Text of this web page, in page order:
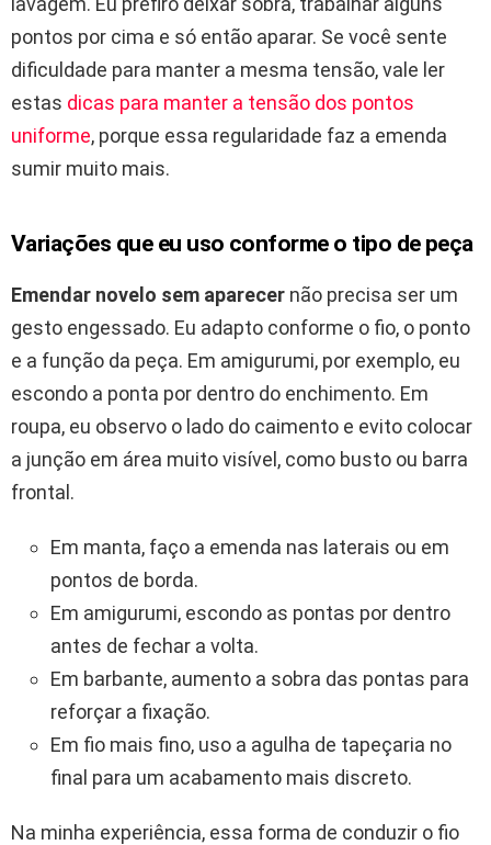
pontos por cima e só então aparar. Se você sente
dificuldade para manter a mesma tensão, vale ler
estas dicas para manter a tensão dos pontos
uniforme, porque essa regularidade faz a emenda
sumir muito mais.
Variações que eu uso conforme o tipo de peça
Emendar novelo sem aparecer não precisa ser um
gesto engessado. Eu adapto conforme o fio, o ponto
e a função da peça. Em amigurumi, por exemplo, eu
escondo a ponta por dentro do enchimento. Em
roupa, eu observo o lado do caimento e evito colocar
a junção em área muito visível, como busto ou barra
frontal.
Em manta, faço a emenda nas laterais ou em
pontos de borda.
Em amigurumi, escondo as pontas por dentro
antes de fechar a volta.
Em barbante, aumento a sobra das pontas para
reforçar a fixação.
Em fio mais fino, uso a agulha de tapeçaria no
final para um acabamento mais discreto.
Na minha experiência, essa forma de conduzir o fio